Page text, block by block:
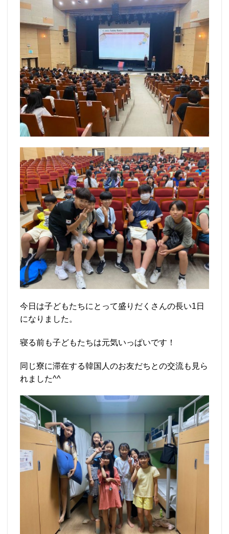
今日は子どもたちにとって盛りだくさんの長い1日
になりました。
寝る前も子どもたちは元気いっぱいです！
同じ寮に滞在する韓国人のお友だちとの交流も見ら
れました^^